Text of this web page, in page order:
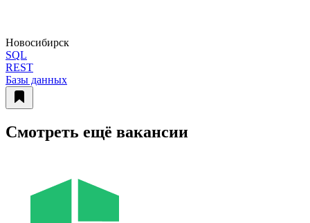
Новосибирск
SQL
REST
Базы данных
Смотреть ещё вакансии